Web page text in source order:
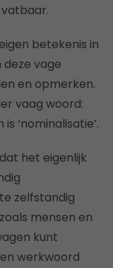
betekenis in
vage
en opmerken.
vaag woord:
‘nominalisatie’.
het eigenlijk
zelfstandig
mensen en
kunt
werkwoord